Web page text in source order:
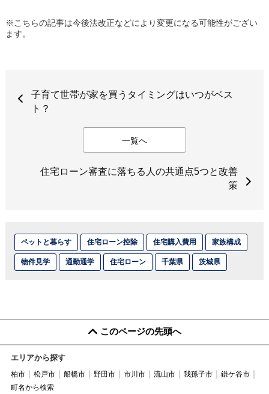
※こちらの記事は今後法改正などにより変更になる可能性がござい
ます。
子育て世帯が家を買うタイミングはいつがベス
ト？
一覧へ
住宅ローン審査に落ちる人の共通点5つと改善
策
ペットと暮らす 住宅ローン控除 住宅購入費用 家族構成
物件見学 通勤通学 住宅ローン 千葉県 茨城県
このページの先頭へ
エリアから探す
柏市 松戸市 船橋市 野田市 市川市 流山市 我孫子市
鎌ケ谷市
町名から検索